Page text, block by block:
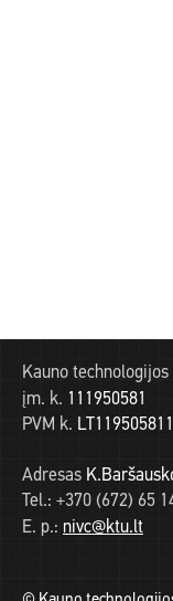
Kauno
įm. k. 111950581
PVM k. LT119505811
Adresas
Tel.: +370 (672) 65
E. p.: nivc@ktu.lt